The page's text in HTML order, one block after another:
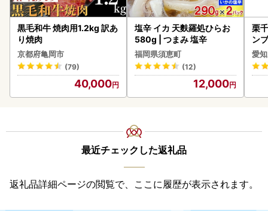
黒毛和牛 焼肉用1.2kg 訳あ
り焼肉
京都府亀岡市
(79)
40,000
塩辛 イカ 天麩羅処ひらお
580g | つまみ 塩辛
福岡県須恵町
(12)
12,000
栗
ン
デ
愛
最近チェックした返礼品
返礼品詳細ページの閲覧で、ここに履歴が表示されます。